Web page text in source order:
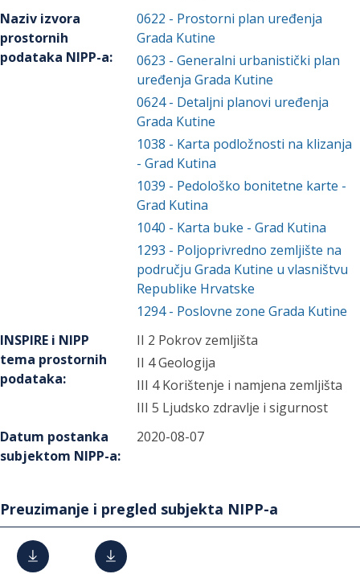
Naziv izvora
prostornih
podataka NIPP-a:
0622 - Prostorni plan uređenja
Grada Kutine
0623 -Generalni urbanistički plan
uređenja Grada Kutine
0624- Detaljni planovi uređenja
Grada Kutine
1038 - Karta podložnosti na klizanja
- Grad Kutina
1039 - Pedološko bonitetne karte -
Grad Kutina
1040 - Karta buke - Grad Kutina
1293 - Poljoprivredno zemljište na
području Grada Kutine u vlasništvu
Republike Hrvatske
1294- Poslovne zone Grada Kutine
INSPIRE i NIPP
tema prostornih
podataka:
II 2 Pokrov zemljišta
II 4 Geologija
III 4 Korištenje i namjena zemljišta
III 5 Ljudsko zdravlje i sigurnost
Datum postanka
subjektom NIPP-a:
2020-08-07
Preuzimanje i pregled subjekta NIPP-a